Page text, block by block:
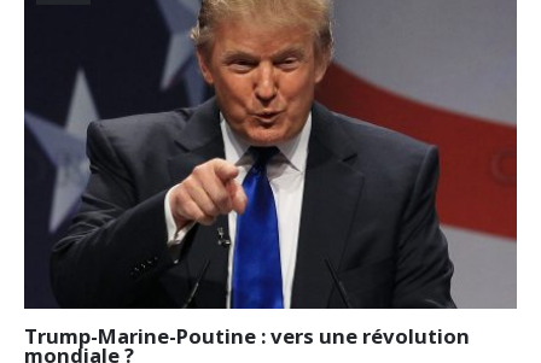
Trump-Marine-Poutine : vers une révolution
mondiale ?